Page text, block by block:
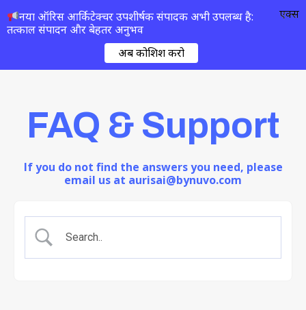
FAQ & Support
If you do not find the answers you need, please
email us at aurisai@bynuvo.com
नया ऑरिस आर्किटेक्चर उपशीर्षक संपादक अभी उपलब्ध है:
तत्काल संपादन और बेहतर अनुभव
अब कोशिश करो
एक्स